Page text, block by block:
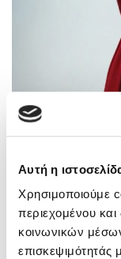
Αυτή η
Χρησιμοποιούμε
περιεχομένου
κοινωνικών
επισκεψιμότητάς